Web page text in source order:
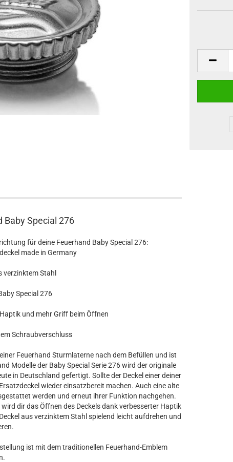
Baby Special 276
für deine Feuerhand Baby Special 276:
made in Germany
verzinktem Stahl
Special 276
und mehr Griff beim Öffnen
Schraubverschluss
Feuerhand Sturmlaterne nach dem Befüllen und ist
Modelle der Baby Special Serie 276 wird der originale
in Deutschland gefertigt. Sollte der Deckel einer deiner
wieder einsatzbereit machen. Auch eine alte
werden und erneut ihrer Funktion nachgehen.
dir das Öffnen des Deckels dank verbesserter Haptik
aus verzinktem Stahl spielend leicht aufdrehen und
ist mit dem traditionellen Feuerhand-Emblem